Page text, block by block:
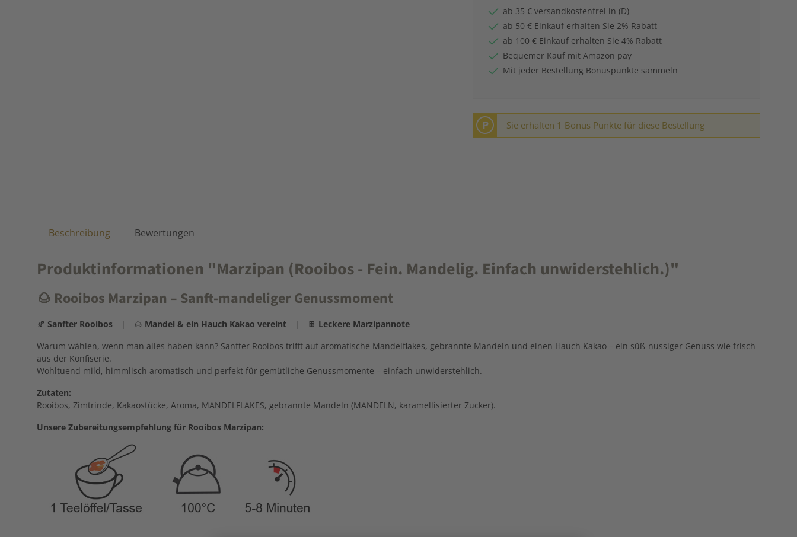
ab 35 € versandkostenfrei in (D)
ab 50 € Einkauf erhalten Sie 2% Rabatt
ab 100 € Einkauf erhalten Sie 4% Rabatt
Bequemer Kauf mit Amazon pay
Mit jeder Bestellung Bonuspunkte sammeln
P Sie erhalten 1 Bonus Punkte für diese Bestellung
Beschreibung Bewertungen
Produktinformationen "Marzipan (Rooibos - Fein. Mandelig. Einfach unwiderstehlich.)"
🌰 Rooibos Marzipan – Sanft-mandeliger Genussmoment
🍂 Sanfter Rooibos | 🌰 Mandel & ein Hauch Kakao vereint | 🍫 Leckere Marzipannote
Warum wählen, wenn man alles haben kann? Sanfter Rooibos trifft auf aromatische Mandelflakes, gebrannte Mandeln und einen Hauch Kakao – ein süß-nussiger Genuss wie frisch
aus der Konfiserie.
Wohltuend mild, himmlisch aromatisch und perfekt für gemütliche Genussmomente – einfach unwiderstehlich.
Zutaten:
Rooibos, Zimtrinde, Kakaostücke, Aroma, MANDELFLAKES, gebrannte Mandeln (MANDELN, karamellisierter Zucker).
Unsere Zubereitungsempfehlung für Rooibos Marzipan: